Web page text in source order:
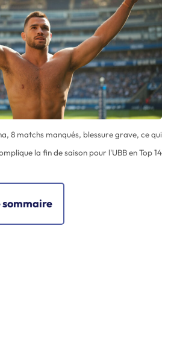
8 matchs manqués, blessure grave, ce qui
la fin de saison pour l'UBB en Top 14
sommaire